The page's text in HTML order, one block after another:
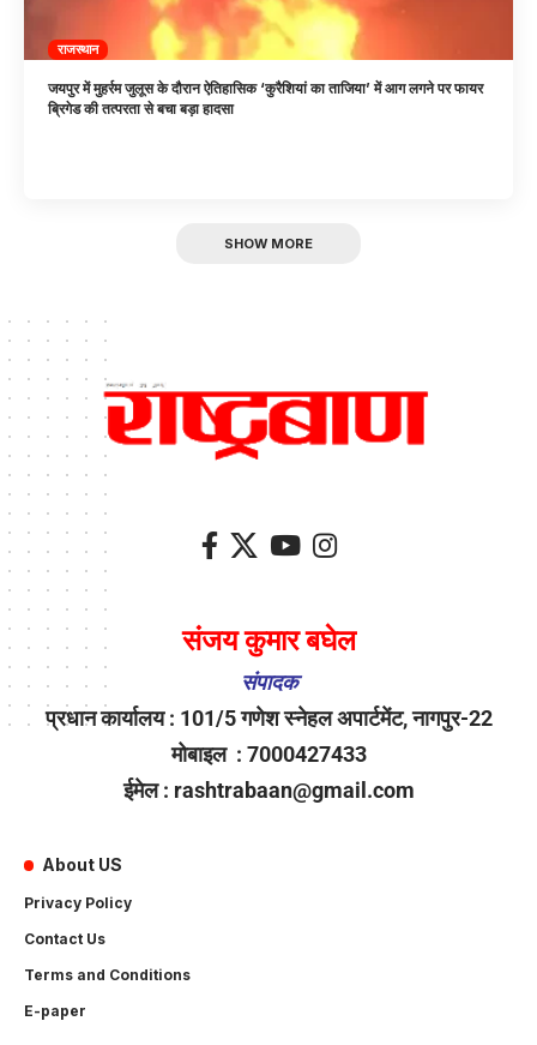
राजस्थान
जयपुर में मुहर्रम जुलूस के दौरान ऐतिहासिक ‘कुरैशियां का ताजिया’ में आग लगने पर फायर
ब्रिगेड की तत्परता से बचा बड़ा हादसा
SHOW MORE
संजय कुमार बघेल
संपादक
प्रधान कार्यालय : 101/5 गणेश स्नेहल अपार्टमेंट, नागपुर-22
मोबाइल : 7000427433
ईमेल : rashtrabaan@gmail.com
About US
Privacy Policy
Contact Us
Terms and Conditions
E-paper